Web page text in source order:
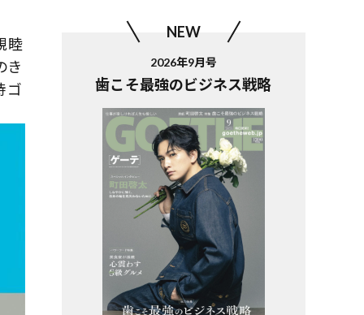
睦
き
ゴ
NEW
2026年9月号
歯こそ最強のビジネス戦略